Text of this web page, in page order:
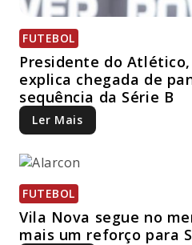
FUTEBOL
Presidente do
explica chegada de
sequência da Série B
Ler Mais
FUTEBOL
Vila Nova segue no
mais um reforço para